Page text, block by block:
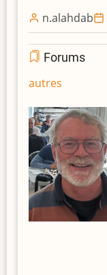
n.alahdab
Forums
autres